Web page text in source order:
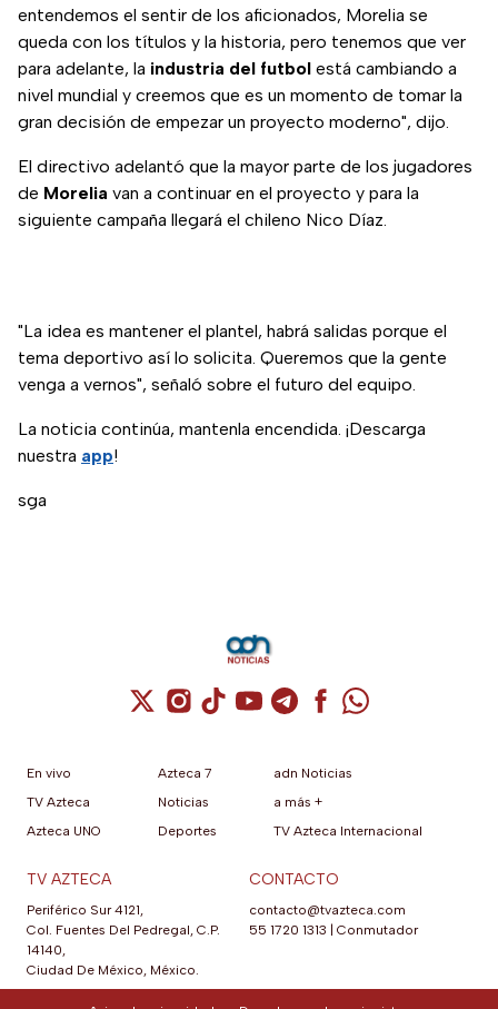
entendemos el sentir de los aficionados, Morelia se
queda con los títulos y la historia, pero tenemos que ver
para adelante, la industria del futbol está cambiando a
nivel mundial y creemos que es un momento de tomar la
gran decisión de empezar un proyecto moderno", dijo.
El directivo adelantó que la mayor parte de los jugadores
de Morelia van a continuar en el proyecto y para la
siguiente campaña llegará el chileno Nico Díaz.
"La idea es mantener el plantel, habrá salidas porque el
tema deportivo así lo solicita. Queremos que la gente
venga a vernos", señaló sobre el futuro del equipo.
La noticia continúa, mantenla encendida. ¡Descarga
nuestra app!
sga
Cuenta de X / Twitter (se abre en una
Cuenta de Instagram (se abre en una
Cuenta de TikTok (se abre en
Cuenta de YouTube (se abre
Cuenta de Telegram (se
Cuenta de
Cuenta de
En vivo
TV Azteca
Azteca UNO
Azteca 7
Noticias
Deportes
adn Noticias
a más +
TV Azteca Internacional
TV AZTECA
Periférico Sur 4121,
Col. Fuentes Del Pedregal, C.P.
14140,
Ciudad De México, México.
CONTACTO
contacto@tvazteca.com
55 1720 1313 | Conmutador